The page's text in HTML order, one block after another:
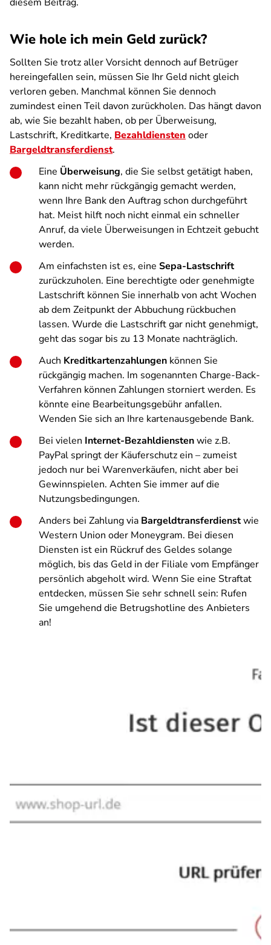
Wie hole ich mein Geld zurück?
Sollten Sie trotz aller Vorsicht dennoch auf Betrüger
hereingefallen sein, müssen Sie Ihr Geld nicht gleich
verloren geben. Manchmal können Sie dennoch
zumindest einen Teil davon zurückholen. Das hängt davon
ab, wie Sie bezahlt haben, ob per Überweisung,
Lastschrift, Kreditkarte, Bezahldiensten oder
Bargeldtransferdienst.
Eine Überweisung, die Sie selbst getätigt haben,
kann nicht mehr rückgängig gemacht werden,
wenn Ihre Bank den Auftrag schon durchgeführt
hat. Meist hilft noch nicht einmal ein schneller
Anruf, da viele Überweisungen in Echtzeit gebucht
werden.
Am einfachsten ist es, eine Sepa-Lastschrift
zurückzuholen. Eine berechtigte oder genehmigte
Lastschrift können Sie innerhalb von acht Wochen
ab dem Zeitpunkt der Abbuchung rückbuchen
lassen. Wurde die Lastschrift gar nicht genehmigt,
geht das sogar bis zu 13 Monate nachträglich.
Auch Kreditkartenzahlungen können Sie
rückgängig machen. Im sogenannten Charge-Back-
Verfahren können Zahlungen storniert werden. Es
könnte eine Bearbeitungsgebühr anfallen.
Wenden Sie sich an Ihre kartenausgebende Bank.
Bei vielen Internet-Bezahldienstenwie z.B.
PayPal springt der Käuferschutz ein – zumeist
jedoch nur bei Warenverkäufen, nicht aber bei
Gewinnspielen. Achten Sie immer auf die
Nutzungsbedingungen.
Anders bei Zahlung via Bargeldtransferdienstwie
Western Union oder Moneygram. Bei diesen
Diensten ist ein Rückruf des Geldes solange
möglich, bis das Geld in der Filiale vom Empfänger
persönlich abgeholt wird. Wenn Sie eine Straftat
entdecken, müssen Sie sehr schnell sein: Rufen
Sie umgehend die Betrugshotline des Anbieters
an!